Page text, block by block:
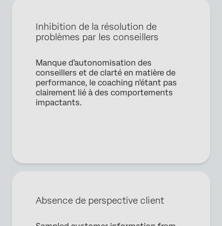
Privacy
Optin
En fournissant ces informations, vous acceptez que nous
puissions traiter vos données personnelles conformément à
notreDéclaration de confidentialité
Envoyer
Inhibition de la résolution de
problèmes par les conseillers
Manque d'autonomisation des
conseillers et de clarté en matière de
performance, le coaching n'étant pas
clairement lié à des comportements
impactants.
Absence de perspective client